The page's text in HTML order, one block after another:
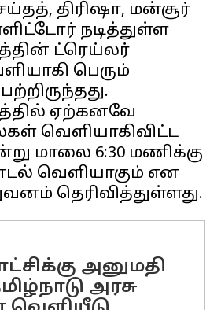
திரிஷா, மன்சூர்
நடித்துள்ள
ட்ரெய்லர்
பெரும்
ஏற்கனவே
வெளியாகிவிட்ட
மாலை 6:30 மணிக்கு
வெளியாகும் என
அனுமதி
அரசு